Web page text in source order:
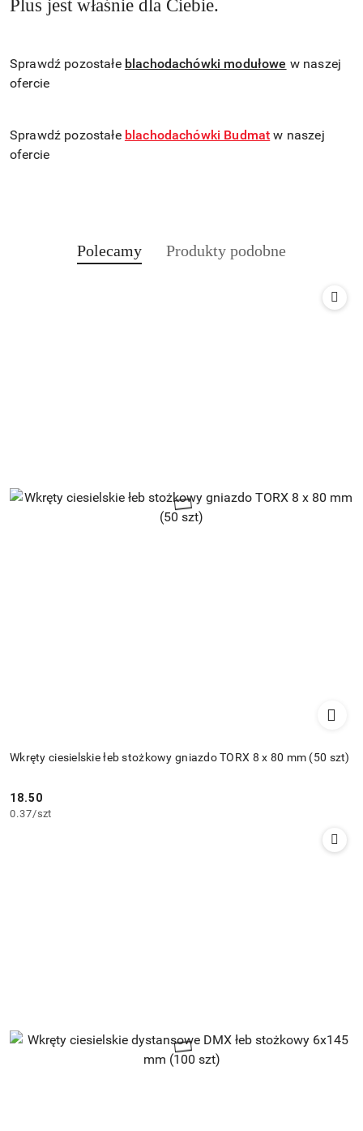
Plus jest właśnie dla Ciebie.
Sprawdź pozostałe blachodachówki modułowe w naszej
ofercie
Sprawdź pozostałe blachodachówki Budmat w naszej
ofercie
Pomiń karuzelę produktów
Produkty
Polecamy
Produkty
Produkty podobne
Wkręty ciesielskie łeb stożkowy gniazdo TORX 8 x 80 mm (50 szt)
Cena:
18.50
0.37/szt